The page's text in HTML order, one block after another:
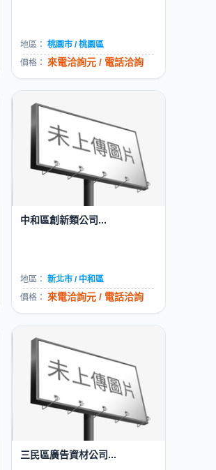
地區： 桃園市 / 桃園區
價格： 來電洽詢元 / 電話洽詢
中和區創新類公司...
地區： 新北市 / 中和區
價格： 來電洽詢元 / 電話洽詢
三民區廣告資材公司...